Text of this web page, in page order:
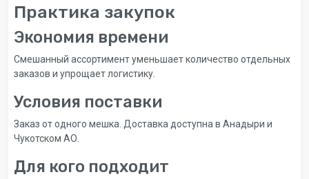
Практика закупок
Экономия времени
Смешанный ассортимент уменьшает количество отдельных
заказов и упрощает логистику.
Условия поставки
Заказ от одного мешка. Доставка доступна в Анадыри и
Чукотском АО.
Для кого подходит